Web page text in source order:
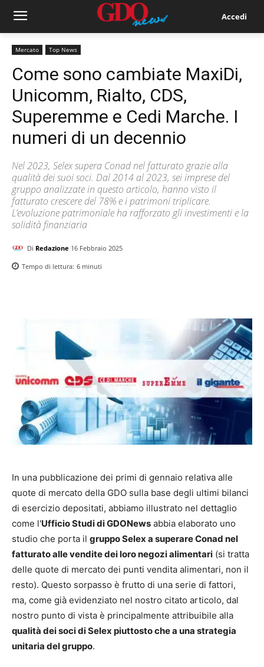
Accedi
Mercato Top News
Come sono cambiate MaxiDi,
Unicomm, Rialto, CDS,
Superemme e Cedi Marche. I
numeri di un decennio
Nel 2023, Selex supera Conad nel fatturato grazie alla
qualità dei suoi soci. Dal 2014 al 2023, sei imprese del
gruppo analizzate in questo articolo, hanno visto il
fatturato crescere del 78% e i patrimoni triplicare.
L’evoluzione patrimoniale ha rafforzato gli investimenti e la
solidità finanziaria
Di Redazione 16 Febbraio 2025
Tempo di lettura: 6 minuti
In una pubblicazione dei primi di gennaio relativa alle
quote di mercato della GDO sulla base degli ultimi bilanci
di esercizio depositati, abbiamo illustrato nel dettaglio
come l'Ufficio Studi di GDONews abbia elaborato uno
studio che porta il gruppo Selex a superare Conad nel
fatturato alle vendite dei loro negozi alimentari (si tratta
delle quote di mercato dei punti vendita alimentari, non il
resto). Questo sorpasso è frutto di una serie di fattori,
ma, come già evidenziato nel nostro citato articolo, dal
nostro punto di vista è principalmente attribuibile alla
qualità dei soci di Selex piuttosto che a una strategia
unitaria del gruppo.